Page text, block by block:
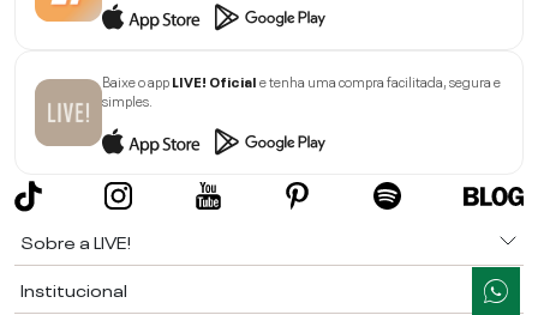
Baixe o appLIVE! Oficiale tenha uma compra facilitada, segura e
simples.
Sobre a LIVE!
Institucional